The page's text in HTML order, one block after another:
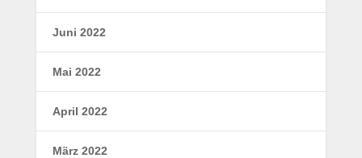
Juni 2022
Mai 2022
April 2022
März 2022